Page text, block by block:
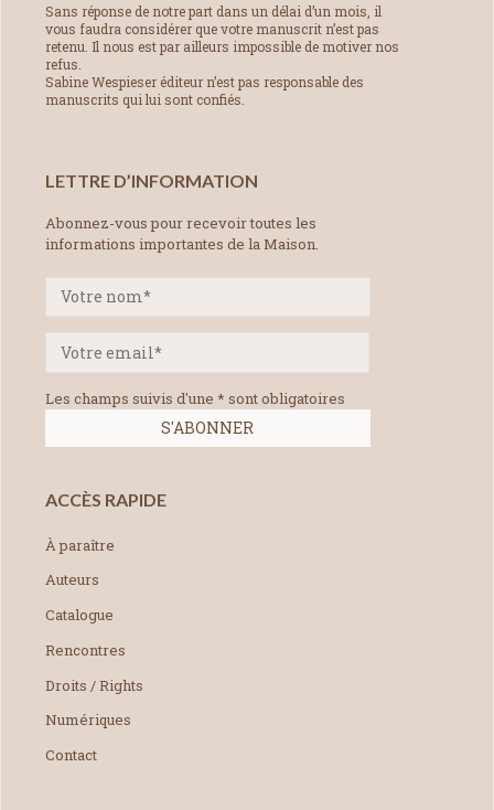
Sans réponse de notre part dans un délai d’un mois, il
vous faudra considérer que votre manuscrit n’est pas
retenu. Il nous est par ailleurs impossible de motiver nos
refus.
Sabine Wespieser éditeur n’est pas responsable des
manuscrits qui lui sont confiés.
LETTRE D’INFORMATION
Abonnez-vous pour recevoir toutes les
informations importantes de la Maison.
Les champs suivis d'une * sont obligatoires
ACCÈS RAPIDE
À paraître
Auteurs
Catalogue
Rencontres
Droits / Rights
Numériques
Contact